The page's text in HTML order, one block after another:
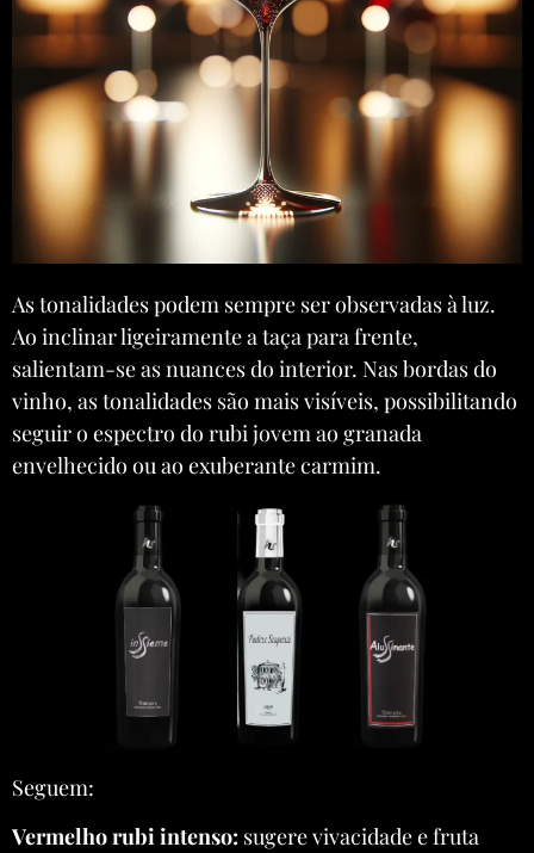
As tonalidades podem sempre ser observadas à luz.
Ao inclinar ligeiramente a taça para frente,
salientam-se as nuances do interior. Nas bordas do
vinho, as tonalidades são mais visíveis, possibilitando
seguir o espectro do rubi jovem ao granada
envelhecido ou ao exuberante carmim.
Seguem:
Vermelho rubi intenso: sugere vivacidade e fruta